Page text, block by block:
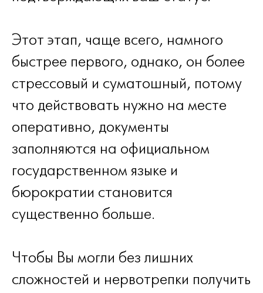
Этот этап, чаще всего, намного
быстрее первого, однако, он более
стрессовый и суматошный, потому
что действовать нужно на месте
оперативно, документы
заполняются на официальном
государственном языке и
бюрократии становится
существенно больше.
Чтобы Вы могли без лишних
сложностей и нервотрепки получить